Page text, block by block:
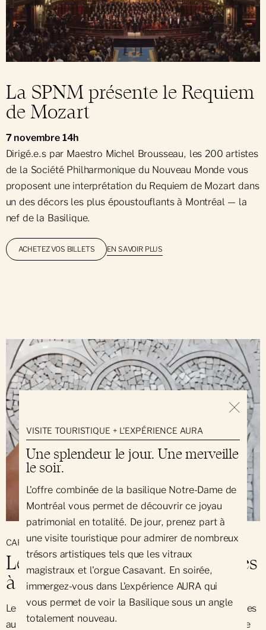
La SPNM présente le Requiem
de Mozart
7 novembre 14h
Dirigé.e.s par Maestro Michel Brousseau, les 200 artistes
de la Société Philharmonique du Nouveau Monde vous
proposent une interprétation du Requiem de Mozart dans
un des décors les plus époustouflants à Montréal — la
nef de la Basilique.
ACHETEZ VOS BILLETS EN SAVOIR PLUS
CAFÉ LE FIRMAMENT
Le Firmament ouvre ses portes
à la basilique !
Le caféLe Firmamenta officiellement ouvert ses portes
au cœur de la basilique. Opéré par Café Saint-Henri, ce
VISITE TOURISTIQUE + L'EXPÉRIENCE AURA
Une splendeur le jour. Une merveille
le soir.
L'offre combinée de la basilique Notre-Dame de
Montréal vous permet de découvrir ce joyau
patrimonial en totalité. De jour, prenez part à
une visite touristique pour admirer de nombreux
trésors artistiques tels que les vitraux
magistraux et l'orgue Casavant. En soirée,
immergez-vous dans L'expérience AURA qui
vous permet de voir la Basilique sous un angle
totalement nouveau.